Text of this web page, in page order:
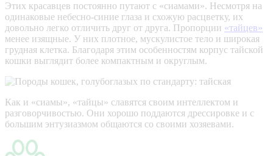
Этих красавцев постоянно путают с «сиамами». Несмотря на
одинаковые небесно-синие глаза и схожую расцветку, их
довольно легко отличить друг от друга. Пропорции «тайцев»
менее изящные. У них плотное, мускулистое тело и широкая
грудная клетка. Благодаря этим особенностям корпус тайской
кошки выглядит более компактным и округлым.
Как и «сиамы», «тайцы» славятся своим интеллектом и
разговорчивостью. Они хорошо поддаются дрессировке и с
большим энтузиазмом общаются со своими хозяевами.